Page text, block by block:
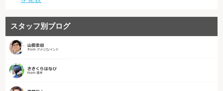
スタッフ別ブログ